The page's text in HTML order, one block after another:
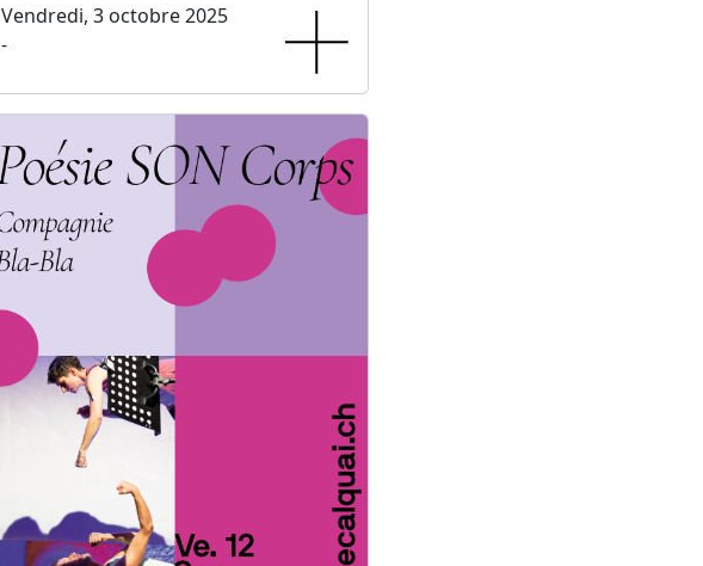
Vendredi, 3 octobre 2025
-